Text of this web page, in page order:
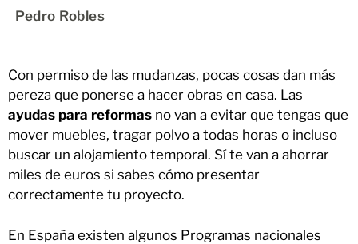
Pedro Robles
Con permiso de las mudanzas, pocas cosas dan más
pereza que ponerse a hacer obras en casa. Las
ayudas para reformas no van a evitar que tengas que
mover muebles, tragar polvo a todas horas o incluso
buscar un alojamiento temporal. Sí te van a ahorrar
miles de euros si sabes cómo presentar
correctamente tu proyecto.
En España existen algunos Programas nacionales